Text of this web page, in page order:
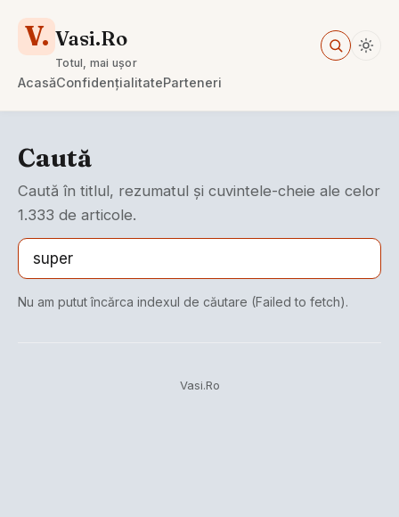
V. Vasi.Ro
Totul, mai ușor
AcasăConfidențialitateParteneri
Caută
Caută în titlul, rezumatul și cuvintele-cheie ale celor
1.333 de articole.
Nu am putut încărca indexul de căutare (Failed to fetch).
Vasi.Ro